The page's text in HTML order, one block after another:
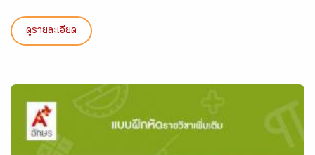
ดูรายละเอียด